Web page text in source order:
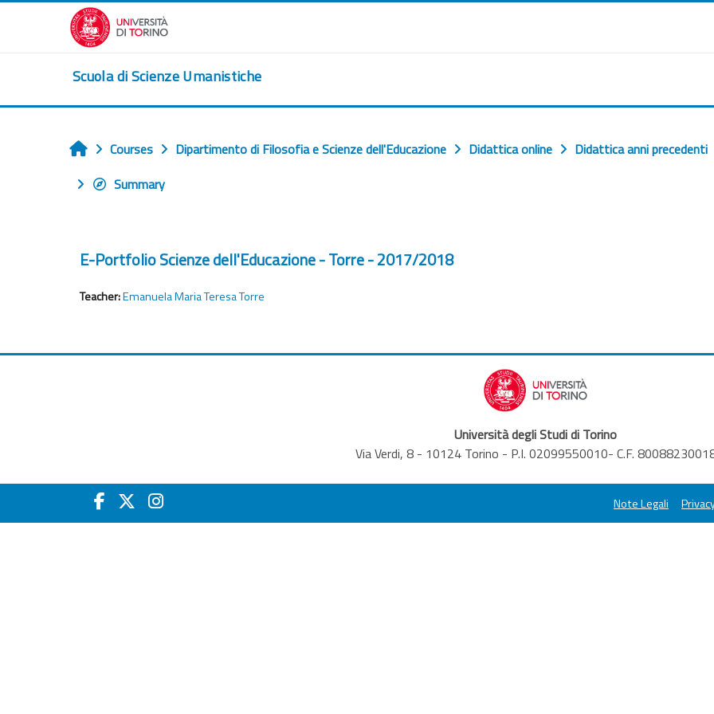
Skip to main content
Scuola di Scienze Umanistiche
Home
Courses Dipartimento di Filosofia e Scienze dell'Educazione Didattica online Didattica anni precedenti
Summary
E-Portfolio Scienze dell'Educazione - Torre - 2017/2018
Teacher:Emanuela Maria Teresa Torre
Università degli Studi di Torino
Via Verdi, 8 - 10124 Torino - P.I. 02099550010- C.F.
Note Legali